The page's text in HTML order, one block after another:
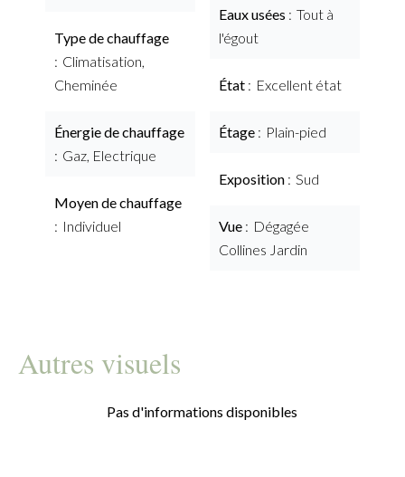
Type de chauffage
Climatisation,
Cheminée
Énergie de chauffage
Gaz, Electrique
Moyen de chauffage
Individuel
Eaux usées
Tout à
l'égout
État Excellent état
Étage Plain-pied
Exposition Sud
Vue
Dégagée
Collines Jardin
Autres visuels
Pas d'informations disponibles